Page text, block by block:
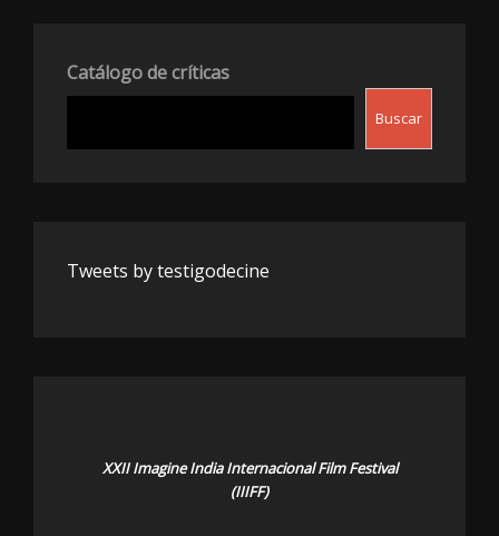
Catálogo de críticas
Buscar
Tweets by testigodecine
XXII Imagine India Internacional Film Festival
(IIIFF)